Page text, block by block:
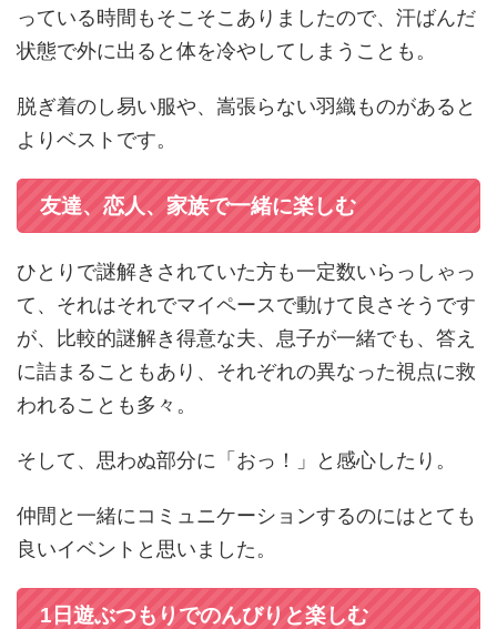
っている時間もそこそこありましたので、汗ばんだ
状態で外に出ると体を冷やしてしまうことも。
脱ぎ着のし易い服や、嵩張らない羽織ものがあると
よりベストです。
友達、恋人、家族で一緒に楽しむ
ひとりで謎解きされていた方も一定数いらっしゃっ
て、それはそれでマイペースで動けて良さそうです
が、比較的謎解き得意な夫、息子が一緒でも、答え
に詰まることもあり、それぞれの異なった視点に救
われることも多々。
そして、思わぬ部分に「おっ！」と感心したり。
仲間と一緒にコミュニケーションするのにはとても
良いイベントと思いました。
1日遊ぶつもりでのんびりと楽しむ